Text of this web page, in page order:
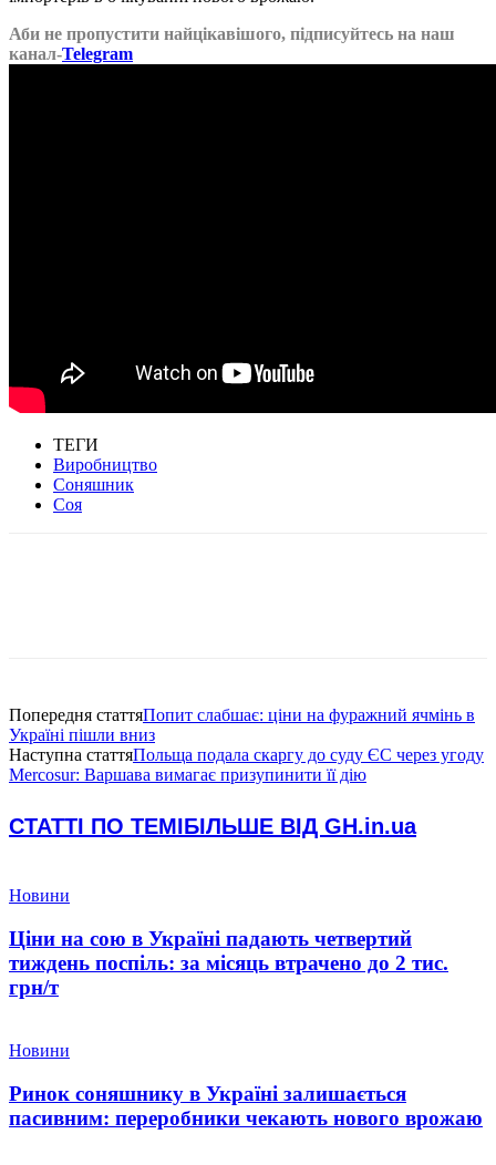
Аби не пропустити найцікавішого, підписуйтесь на наш
канал-Telegram
ТЕГИ
Виробництво
Соняшник
Соя
Попередня статтяПопит слабшає: ціни на фуражний ячмінь в
Україні пішли вниз
Наступна статтяПольща подала скаргу до суду ЄС через угоду
Mercosur: Варшава вимагає призупинити її дію
СТАТТІ ПО ТЕМІБІЛЬШЕ ВІД GH.in.ua
Новини
Ціни на сою в Україні падають четвертий
тиждень поспіль: за місяць втрачено до 2 тис.
грн/т
Новини
Ринок соняшнику в Україні залишається
пасивним: переробники чекають нового врожаю